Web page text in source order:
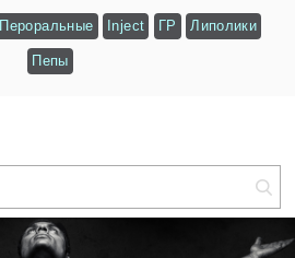
Пероральные Inject ГР Липолики
Пепы